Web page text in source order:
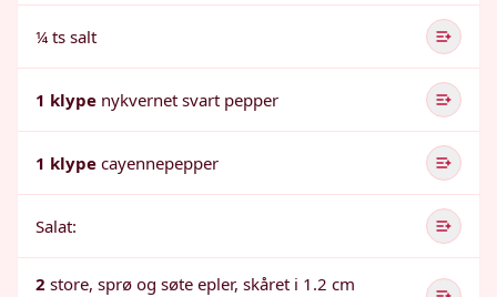
¼ ts salt
1 klype nykvernet svart pepper
1 klype cayennepepper
Salat:
2 store, sprø og søte epler, skåret i 1.2 cm